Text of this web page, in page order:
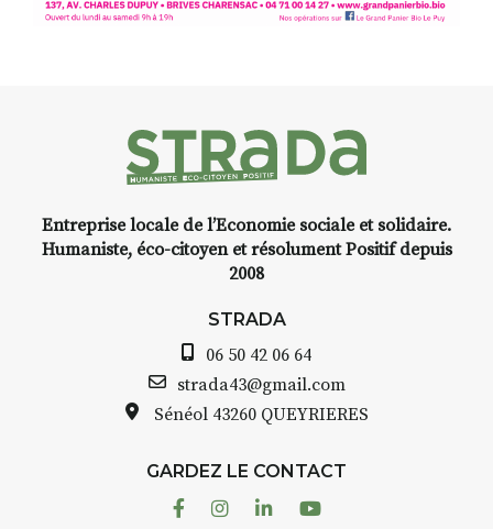
d’Auzon, cette expo-
INTERVIEW
avez ouvert une galerie à
Auzon…
Bernard TURLE Le Fumoir n’est
pas une galerie permanente.
AuzonToujours organise
dans le village. Des artistes et
Entreprise locale de l’Economie sociale et solidaire.
Humaniste, éco-citoyen et résolument Positif depuis
2008
STRADA
06 50 42 06 64
strada43@gmail.com
Sénéol 43260 QUEYRIERES
GARDEZ LE CONTACT
FacebookInstagram
LinkedinYoutube